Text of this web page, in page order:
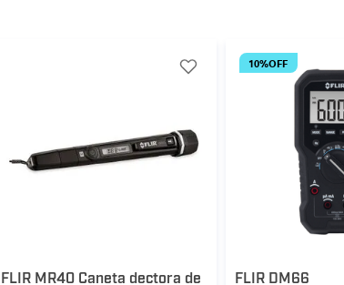
FLIR MR40 Caneta dectora de
10%OFF
FLIR DM66